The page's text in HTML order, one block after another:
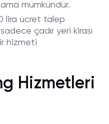
mümkündür.
lira ücret talep
çadır yeri kirası
hizmeti
Hizmetleri